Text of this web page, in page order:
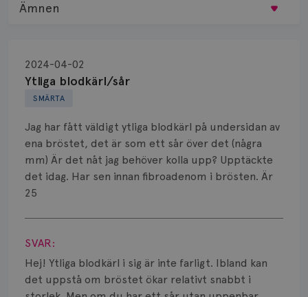
SMÄRTA
Ytliga blodkärl/sår
2024-04-02
Jag har fått väldigt ytliga blodkärl på undersidan av
ena bröstet, det är som ett sår över det (några
mm) Är det nåt jag behöver kolla upp? Upptäckte
det idag. Har sen innan fibroadenom i brösten. Är
25
Visa svar
SVAR:
Hej! Ytliga blodkärl i sig är inte farligt. Ibland kan
det uppstå om bröstet ökar relativt snabbt i
Ämnen
Biopsi
Biverkningar
Bröstvårta
Knöl
Läkemedel
Smärta
Prognos